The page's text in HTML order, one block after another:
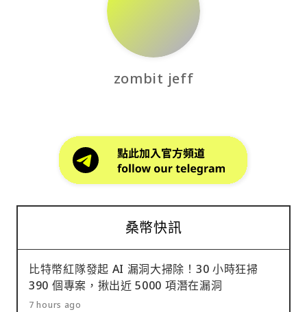
zombit jeff
桑幣快訊
比特幣紅隊發起 AI 漏洞大掃除！30 小時狂掃
390 個專案，揪出近 5000 項潛在漏洞
7 hours ago